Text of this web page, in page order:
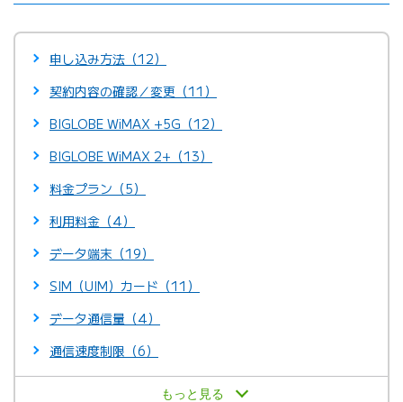
申し込み方法（12）
契約内容の確認／変更（11）
BIGLOBE WiMAX +5G（12）
BIGLOBE WiMAX 2+（13）
料金プラン（5）
利用料金（4）
データ端末（19）
SIM（UIM）カード（11）
データ通信量（4）
通信速度制限（6）
もっと見る